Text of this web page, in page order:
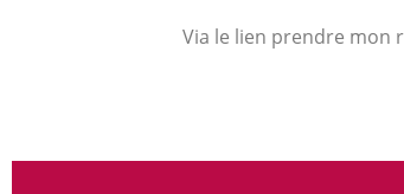
Via le lien prendre mon